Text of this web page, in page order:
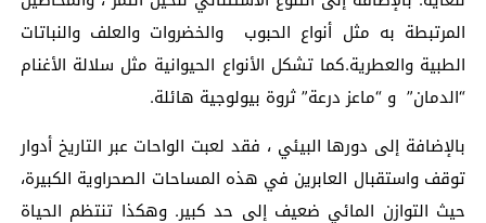
المرتبطة به مثل أنواع الحبوب والخضروات والعلف والنباتات
الطبية والعطرية.كما تشكل الأنواع الحيوانية مثل سلالة الأغنام
“الدمان” و “ماعز درعة” ثروة بيولوجية هائلة.
بالإضافة إلى دورها البيئي ، فقد لعبت الواحات عبر التاريخ أدوار
توقف واستقبال العابرين في هذه المساحات الصحراوية الكبيرة،
حيث التوازن المائي ضعيف إلى حد كبير. وهكذا تنتظم الحياة